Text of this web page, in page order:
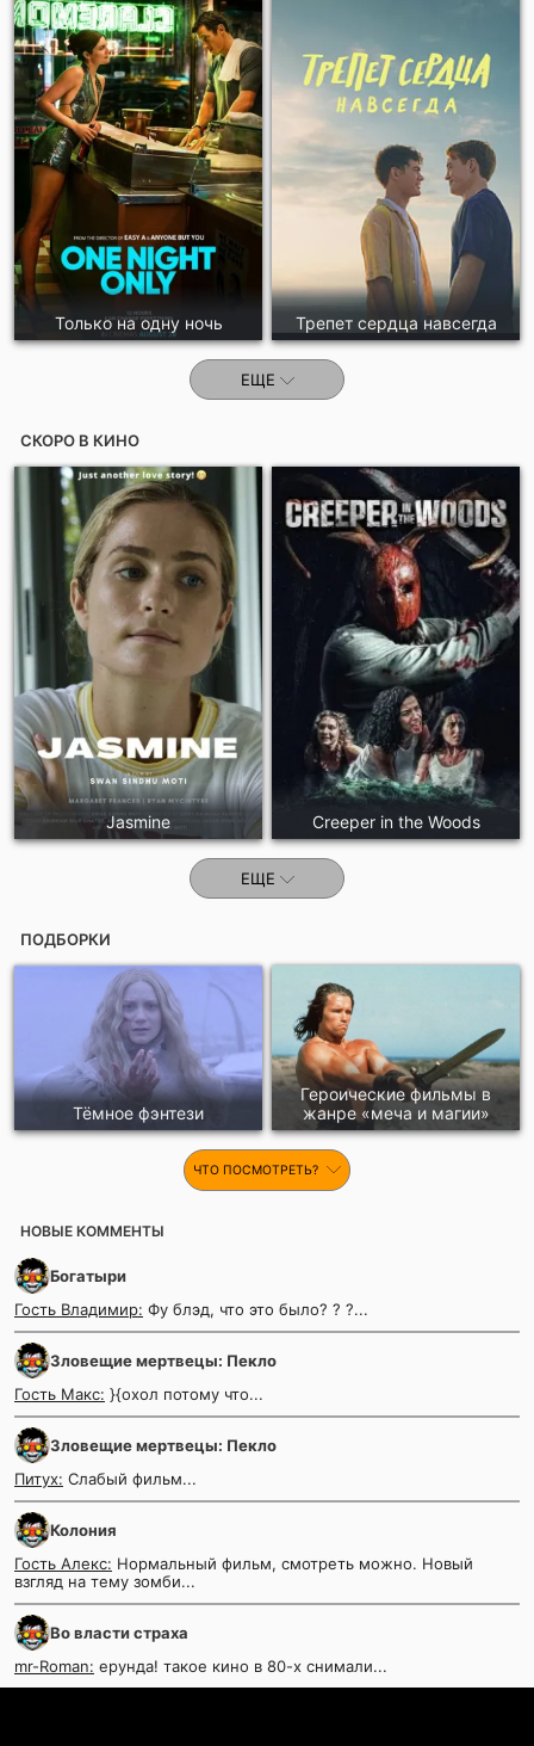
Только на одну ночь Трепет сердца навсегда
ЕЩЕ
СКОРО В КИНО
Jasmine Creeper in the Woods
ЕЩЕ
ПОДБОРКИ
Тёмное фэнтези
Героические фильмы в
жанре «меча и магии»
ЧТО ПОСМОТРЕТЬ?
НОВЫЕ КОММЕНТЫ
Богатыри
Гость Владимир: Фу блэд, что это было? ? ?...
Зловещие мертвецы: Пекло
Гость Макс: }{охол потому что...
Зловещие мертвецы: Пекло
Питух: Слабый фильм...
Колония
Гость Алекс: Нормальный фильм, смотреть можно. Новый
взгляд на тему зомби...
Во власти страха
mr-Roman: ерунда! такое кино в 80-х снимали...